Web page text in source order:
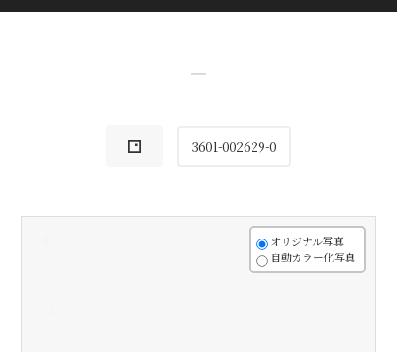
−
3601-002629-0
オリジナル写真
自動カラー化写真